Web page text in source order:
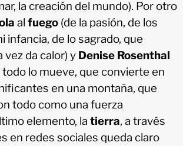
la creación del mundo). Por otro
al fuego (de la pasión, de los
infancia, de lo sagrado, que
vez da calor) y Denise Rosenthal
todo lo mueve, que convierte en
en una montaña, que
todo como una fuerza
elemento, la tierra, a través
en redes sociales queda claro